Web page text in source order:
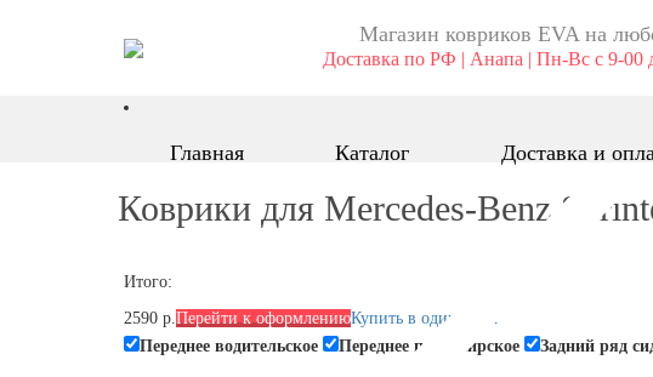
Магазин ковриков EVA ​на
Доставка по РФ | Анапа | Пн-Вс с 9-00
Главная Каталог Доставка и
Коврики для Mercedes-Benz
Итого:
2590 р.Перейти к оформлениюКупить в один клик
Переднее водительское
Переднее пассажирское Задний ряд